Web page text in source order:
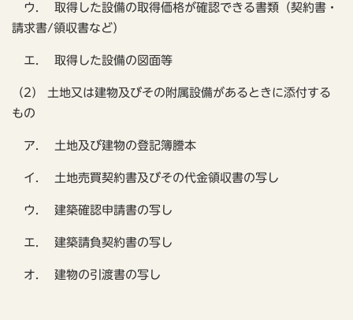
ウ. 取得した設備の取得価格が確認できる書類（契約書・
請求書/領収書など）
エ. 取得した設備の図面等
（2） 土地又は建物及びその附属設備があるときに添付する
もの
ア. 土地及び建物の登記簿謄本
イ. 土地売買契約書及びその代金領収書の写し
ウ. 建築確認申請書の写し
エ. 建築請負契約書の写し
オ. 建物の引渡書の写し